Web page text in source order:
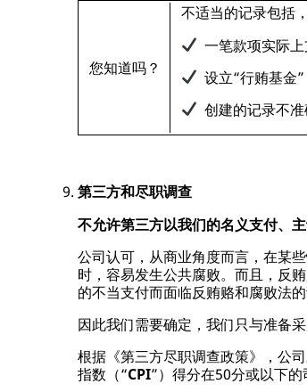
您知道吗？
不适当的记录包括
一笔款项实际
设立“行贿基金
创建的记录不
第三方和尽职调查
不允许第三方以我们的名义支付、
公司认可，从商业角度而言，在某
时，容易发生公共腐败。而且，反
的不当支付而面临反贿赂和腐败法
因此我们需要确定，我们只与准备
根据《第三方尽职调查政策》，公
指数（“CPI”）得分在50分或以下的